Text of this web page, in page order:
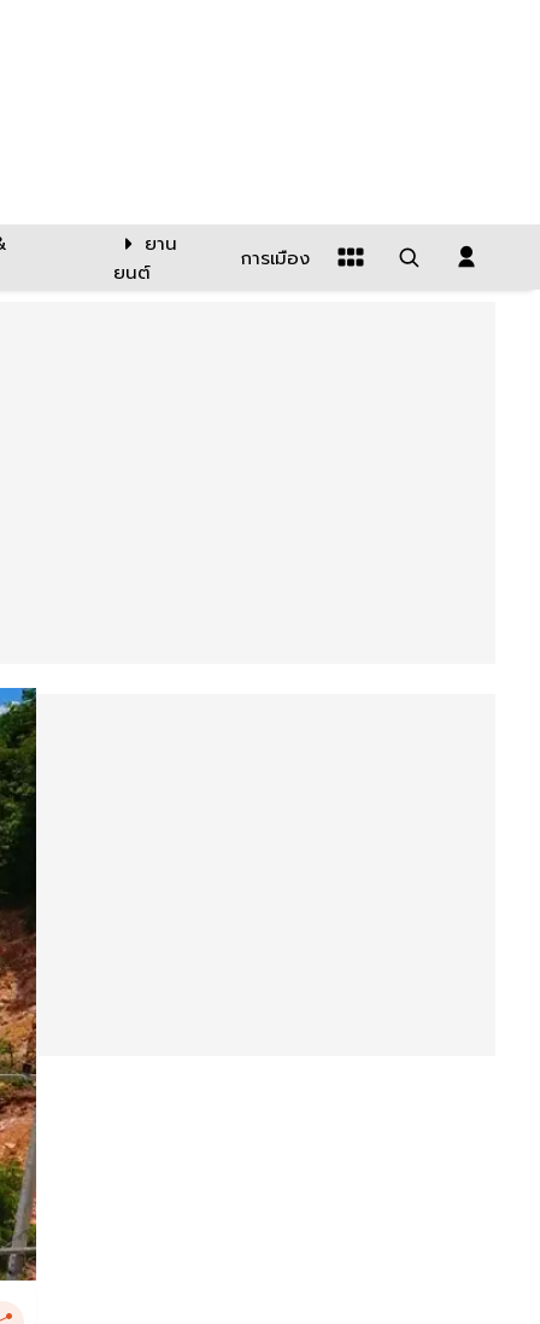
ยาน
ยนต์
การเมือง